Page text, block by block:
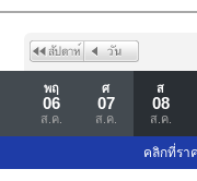
พฤ
06
ส.ค.
ศ
07
ส.ค.
ส
08
ส.ค.
คลิกที่รา